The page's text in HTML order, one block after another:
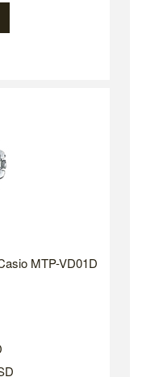
MTP-VD01D